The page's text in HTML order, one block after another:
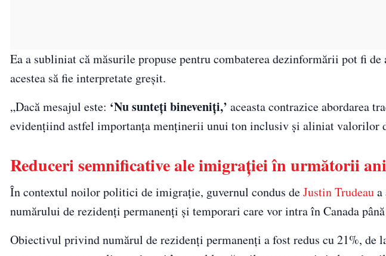
Ea a subliniat că măsurile propuse pentru combaterea dezinformării pot fi
acestea să fie interpretate greșit.
„Dacă mesajul este: ‘Nu sunteți bineveniți,’ aceasta contrazice abordarea
evidențiind astfel importanța menținerii unui ton inclusiv și aliniat valorilor
Reduceri semnificative ale imigrației în următorii ani
În contextul noilor politici de imigrație, guvernul condus deJustin Trudeaua
numărului de rezidenți permanenți și temporari care vor intra în Canada
Obiectivul privind numărul de rezidenți permanenți a fost redus cu 21%, de